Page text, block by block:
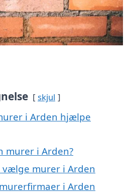
skjul
i Arden hjælpe
murer i Arden?
vælge murer i Arden
i Arden